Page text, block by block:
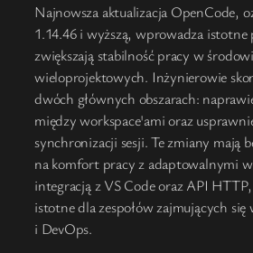
Najnowsza aktualizacja OpenCode,
1.14.46 i wyższą, wprowadza
zwiększają stabilność pracy w
wieloprojektowych. Inżynierowie
dwóch głównych obszarach:
między workspace'ami oraz
synchronizacji sesji. Te zmiany mają
na komfort pracy z adaptowalnymi
integracją z VS Code oraz API
istotne dla zespołów zajmujących
i DevOps.